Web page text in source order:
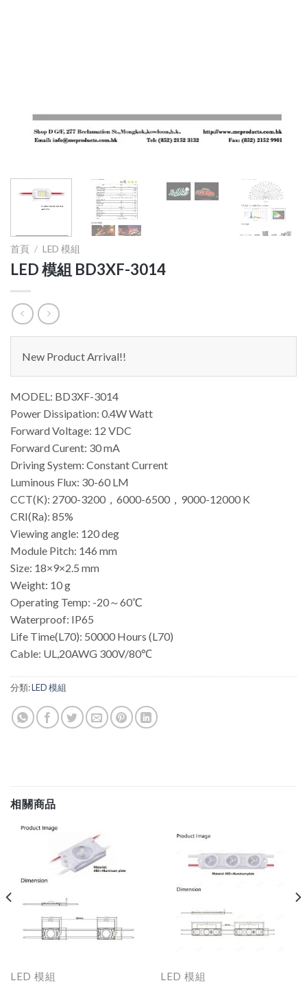
首頁 / LED 模組
LED 模組 BD3XF-3014
New Product Arrival!!
MODEL: BD3XF-3014
Power Dissipation: 0.4W Watt
Forward Voltage: 12 VDC
Forward Curent: 30 mA
Driving System: Constant Current
Luminous Flux: 30-60 LM
CCT(K): 2700-3200，6000-6500，9000-12000 K
CRI(Ra): 85%
Viewing angle: 120 deg
Module Pitch: 146 mm
Size: 18×9×2.5 mm
Weight: 10 g
Operating Temp: -20～60℃
Waterproof: IP65
Life Time(L70): 50000 Hours (L70)
Cable: UL,20AWG 300V/80℃
分類:LED 模組
相關商品
LED 模組
LED 模組